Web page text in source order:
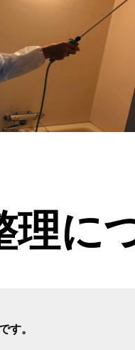
理に
す。